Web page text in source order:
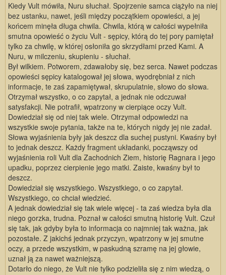
Kiedy Vult mówiła, Nuru słuchał. Spojrzenie samca ciążyło na niej
bez ustanku, nawet, jeśli między początkiem opowieści, a jej
końcem minęła długa chwila. Chwila, którą w całości wypełniła
smutna opowieść o życiu Vult - sępicy, którą do tej pory pamiętał
tylko za chwilę, w której osłoniła go skrzydłami przed Kami. A
Nuru, w milczeniu, skupieniu - słuchał.
Był wilkiem. Potworem, zdawałoby się, bez serca. Nawet podczas
opowieści sępicy katalogował jej słowa, wyodrębniał z nich
informacje, te zaś zapamiętywał, skrupulatnie, słowo do słowa.
Otrzymał wszystko, o co zapytał, a jednak nie odczuwał
satysfakcji. Nie potrafił, wpatrzony w cierpiące oczy Vult.
Dowiedział się od niej tak wiele. Otrzymał odpowiedzi na
wszystkie swoje pytania, także na te, których nigdy jej nie zadał.
Słowa wyjaśnienia były jak deszcz dla suchej pustyni. Kwaśny był
to jednak deszcz. Każdy fragment układanki, począwszy od
wyjaśnienia roli Vult dla Zachodnich Ziem, historię Ragnara i jego
upadku, poprzez cierpienie jego matki. Zaiste, kwaśny był to
deszcz.
Dowiedział się wszystkiego. Wszystkiego, o co zapytał.
Wszystkiego, co chciał wiedzieć.
A jednak dowiedział się tak wiele więcej - ta zaś wiedza była dla
niego gorzka, trudna. Poznał w całości smutną historię Vult. Czuł
się tak, jak gdyby była to informacja co najmniej tak ważna, jak
pozostałe. Z jakichś jednak przyczyn, wpatrzony w jej smutne
oczy, a przede wszystkim, w paskudną szramę na jej głowie,
uznał ją za nawet ważniejszą.
Dotarło do niego, że Vult nie tylko podzieliła się z nim wiedzą, o